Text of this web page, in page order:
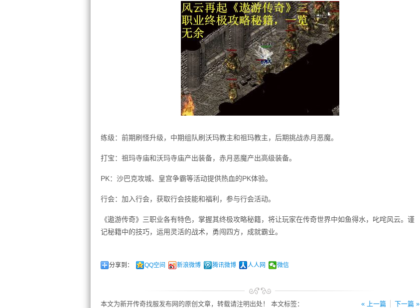
练级：前期刷怪升级，中期组队刷沃玛教主和祖玛教主，后期挑战赤月恶魔。
打宝：祖玛寺庙和沃玛寺庙产出装备，赤月恶魔产出高级装备。
PK：沙巴克攻城、皇宫争霸等活动提供热血的PK体验。
行会：加入行会，获取行会技能和福利，参与行会活动。
《遨游传奇》三职业各有特色，掌握其终极攻略秘籍，将让玩家在传奇世界中如鱼得水，叱咤风云。谨
记秘籍中的技巧，运用灵活的战术，勇闯四方，成就霸业。
分享到： QQ空间 新浪微博 腾讯微博 人人网 微信
« 上一篇 下一篇 »
本文为新开传奇找服发布网的原创文章，转载请注明出处！ 本文标签：